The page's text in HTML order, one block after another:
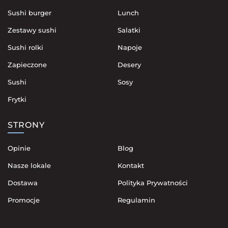
Sushi burger
Zestawy sushi
Sushi rolki
Zapieczone
Sushi
Frytki
Lunch
Salatki
Napoje
Desery
Sosy
STRONY
Opinie
Nasze lokale
Dostawa
Promocje
Blog
Kontakt
Polityka Prywatności
Regulamin